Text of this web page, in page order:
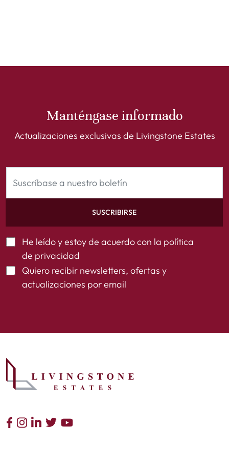
Manténgase informado
Actualizaciones exclusivas de Livingstone Estates
SUSCRIBIRSE
He leído y estoy de acuerdo con la política
de privacidad
Quiero recibir newsletters, ofertas y
actualizaciones por email